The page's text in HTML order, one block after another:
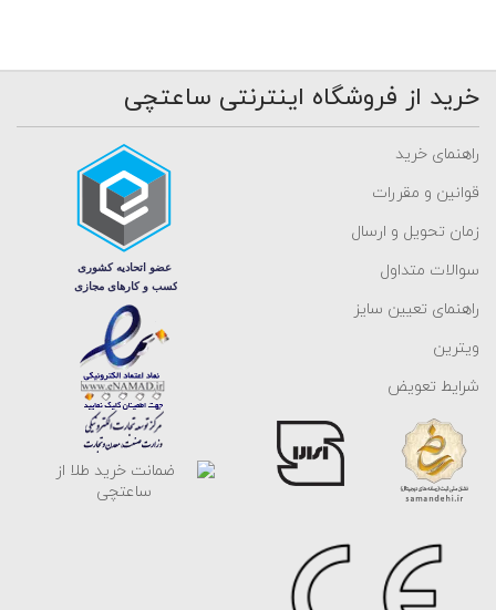
خرید از فروشگاه اینترنتی ساعتچی
راهنمای خرید
قوانین و مقررات
زمان تحویل و ارسال
سوالات متداول
راهنمای تعیین سایز
ویترین
شرایط تعویض